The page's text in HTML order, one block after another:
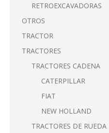
RETROEXCAVADORAS
OTROS
TRACTOR
TRACTORES
TRACTORES CADENA
CATERPILLAR
FIAT
NEW HOLLAND
TRACTORES DE RUEDA